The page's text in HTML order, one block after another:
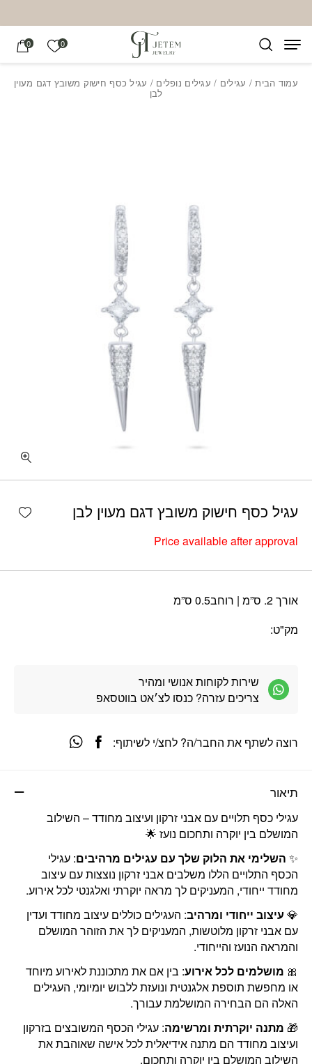
0 הרשימה
0
עמוד הבית/ עגילים / עגילים נופלים / עגיל כסף חישוק משובץ דגם מעוין
לבן
עגיל כסף חישוק משובץ דגם מעוין לבן
Price available after approval
אורך 2. ס”מ | רוחב0.5 ס”מ
מק"ט:
שירות לקוחות אנושי ומהיר
צריכים עזרה? כנסו לצ׳אט בווטסאפ
תיאור
עגילי כסף תלויים עם אבני זרקון ועיצוב מחודד – השילוב
המושלם בין יוקרה ותחכום נועז 🌟
✨ השלימי את הלוק שלך עם עגילים מרהיבים: עגילי
הכסף התלויים הללו משלבים אבני זרקון נוצצות עם עיצוב
מחודד ייחודי, המעניקים לך מראה יוקרתי ואלגנטי לכל אירוע.
💎 עיצוב ייחודי ומרהיב: העגילים כוללים עיצוב מחודד ועדין
עם אבני זרקון מלוטשות, המעניקים לך את הזוהר המושלם
והמראה הנועז והייחודי.
🎀 מושלמים לכל אירוע: בין אם את מתכוננת לאירוע מיוחד
או מחפשת תוספת אלגנטית ונועזת ללבוש יומיומי, העגילים
האלה הם הבחירה המושלמת עבורך.
🎁 מתנה יוקרתית ומרשימה: עגילי הכסף המשובצים בזרקון
ועיצוב מחודד הם מתנה אידיאלית לכל אישה שאוהבת את
השילוב המושלם בין יוקרה ותחכום.
רוצה לשתף את החבר/ה? לחצ/י לשיתוף: